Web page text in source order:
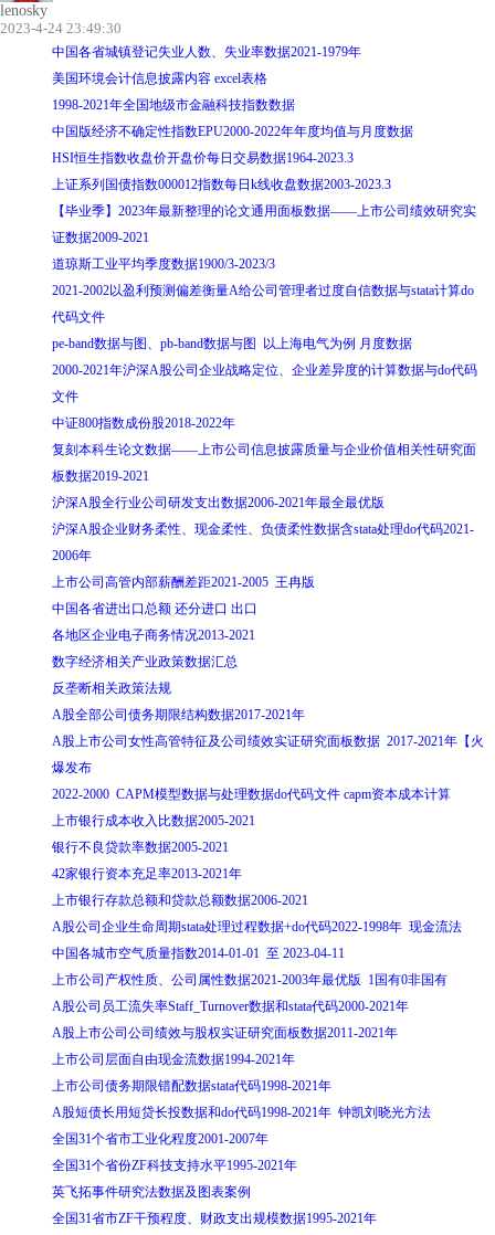
lenosky
2023-4-24 23:49:30
中国各省城镇登记失业人数、失业率数据2021-1979年
美国环境会计信息披露内容 excel表格
1998-2021年全国地级市金融科技指数数据
中国版经济不确定性指数EPU2000-2022年年度均值与月度数据
HSI恒生指数收盘价开盘价每日交易数据1964-2023.3
上证系列国债指数000012指数每日k线收盘数据2003-2023.3
【毕业季】2023年最新整理的论文通用面板数据——上市公司绩效研究实
证数据2009-2021
道琼斯工业平均季度数据1900/3-2023/3
2021-2002以盈利预测偏差衡量A给公司管理者过度自信数据与stata计算do
代码文件
pe-band数据与图、pb-band数据与图 以上海电气为例 月度数据
2000-2021年沪深A股公司企业战略定位、企业差异度的计算数据与do代码
文件
中证800指数成份股2018-2022年
复刻本科生论文数据——上市公司信息披露质量与企业价值相关性研究面
板数据2019-2021
沪深A股全行业公司研发支出数据2006-2021年最全最优版
沪深A股企业财务柔性、现金柔性、负债柔性数据含stata处理do代码2021-
2006年
上市公司高管内部薪酬差距2021-2005 王冉版
中国各省进出口总额 还分进口 出口
各地区企业电子商务情况2013-2021
数字经济相关产业政策数据汇总
反垄断相关政策法规
A股全部公司债务期限结构数据2017-2021年
A股上市公司女性高管特征及公司绩效实证研究面板数据 2017-2021年【火
爆发布
2022-2000 CAPM模型数据与处理数据do代码文件 capm资本成本计算
上市银行成本收入比数据2005-2021
银行不良贷款率数据2005-2021
42家银行资本充足率2013-2021年
上市银行存款总额和贷款总额数据2006-2021
A股公司企业生命周期stata处理过程数据+do代码2022-1998年 现金流法
中国各城市空气质量指数2014-01-01 至 2023-04-11
上市公司产权性质、公司属性数据2021-2003年最优版 1国有0非国有
A股公司员工流失率Staff_Turnover数据和stata代码2000-2021年
A股上市公司公司绩效与股权实证研究面板数据2011-2021年
上市公司层面自由现金流数据1994-2021年
上市公司债务期限错配数据stata代码1998-2021年
A股短债长用短贷长投数据和do代码1998-2021年 钟凯刘晓光方法
全国31个省市工业化程度2001-2007年
全国31个省份ZF科技支持水平1995-2021年
英飞拓事件研究法数据及图表案例
全国31省市ZF干预程度、财政支出规模数据1995-2021年